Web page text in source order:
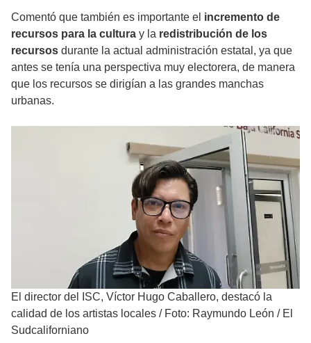
Comentó que también es importante el incremento de
recursos para la cultura y la redistribución de los
recursos durante la actual administración estatal, ya que
antes se tenía una perspectiva muy electorera, de manera
que los recursos se dirigían a las grandes manchas
urbanas.
El director del ISC, Víctor Hugo Caballero, destacó la
calidad de los artistas locales / Foto: Raymundo León / El
Sudcaliforniano